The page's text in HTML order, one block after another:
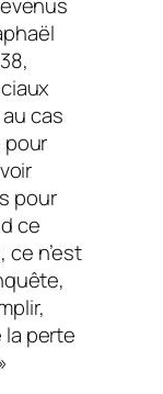
cas
pour
pour
ce
n’est
la perte